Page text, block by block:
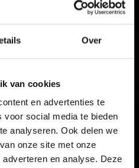
Over
van cookies
en advertenties te
voor social media te bieden
analyseren. Ook delen we
onze site met onze
en analyse. Deze